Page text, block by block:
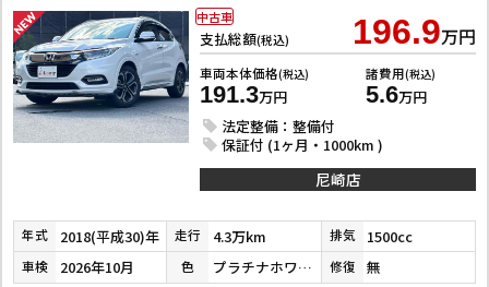
支払総額(税込) 196.9万円
車両本体価格(税込)
191.3万円
諸費用(税込)
5.6万円
法定整備：整備付
保証付 (1ヶ月・1000km )
中古車
尼崎店
年式 2018(平成30)年 走行 4.3万km 排気 1500cc
車検 2026年10月 色 プラチナホワイトパール 修復 無